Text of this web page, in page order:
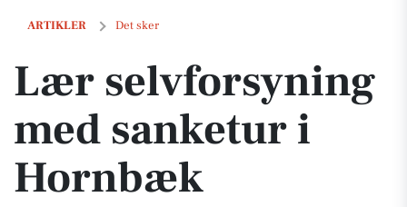
ARTIKLER Det sker
Lær selvforsyning med sanketur i Hornbæk
Lær selvforsyning
med sanketur i
Hornbæk